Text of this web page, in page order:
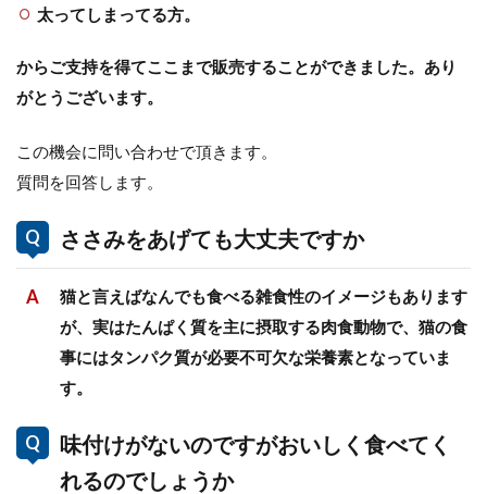
太ってしまってる方。
からご支持を得てここまで販売することができました。あり
がとうございます。
この機会に問い合わせで頂きます。
質問を回答します。
ささみをあげても大丈夫ですか
猫と言えばなんでも食べる雑食性のイメージもあります
が、実はたんぱく質を主に摂取する肉食動物で、猫の食
事にはタンパク質が必要不可欠な栄養素となっていま
す。
味付けがないのですがおいしく食べてく
れるのでしょうか